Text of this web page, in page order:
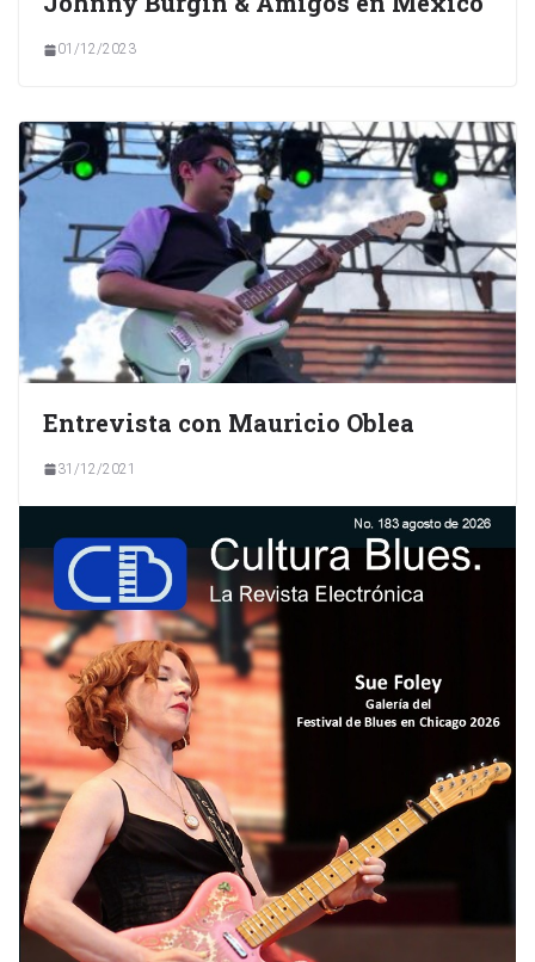
01/12/2023
Entrevista con Mauricio Oblea
31/12/2021